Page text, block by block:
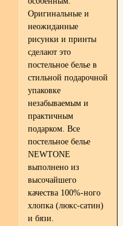
Оригинальные и
неожиданные
рисунки и принты
сделают это
постельное белье в
стильной подарочной
упаковке
незабываемым и
практичным
подарком. Все
постельное белье
NEWTONE
выполнено из
высочайшего
качества 100%-ного
хлопка (люкс-сатин)
и бязи.